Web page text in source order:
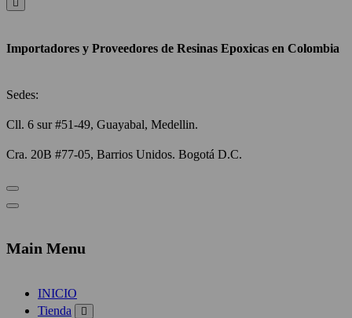
Importadores y Proveedores de Resinas Epoxicas en Colombia
Sedes:
Cll. 6 sur #51-49, Guayabal, Medellin.
Cra. 20B #77-05, Barrios Unidos. Bogotá D.C.
Main Menu
INICIO
Tienda